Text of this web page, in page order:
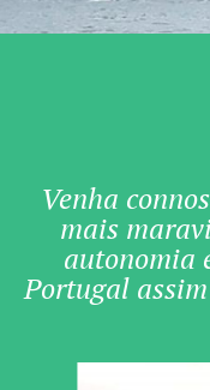
Venha
mais
autonomia
Portugal